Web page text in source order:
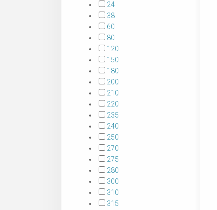
24
38
60
80
120
150
180
200
210
220
235
240
250
270
275
280
300
310
315